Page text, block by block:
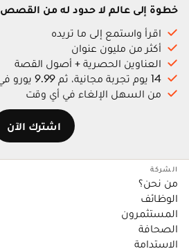
خطوة إلى عالم لا حدود له من القصص
اقرأ واستمع إلى ما تريده
أكثر من مليون عنوان
العناوين الحصرية + أصول القصة
14 يوم تجربة مجانية، ثم 9.99 يورو في الشهر
من السهل الإلغاء في أي وقت
اشترك الآن
الشركة
من نحن؟
الوظائف
المستثمرون
الصحافة
الاستدامة